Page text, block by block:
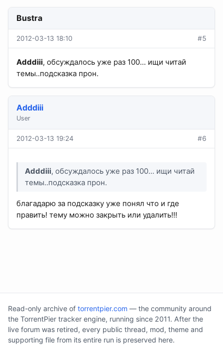
Bustra
2012-03-13 18:10 #5
Adddiii, обсуждалось уже раз 100... ищи читай
темы..подсказка прон.
Adddiii
User
2012-03-13 19:24 #6
Adddiii, обсуждалось уже раз 100... ищи читай
темы..подсказка прон.
благадарю за подсказку уже понял что и где
править! тему можно закрыть или удалить!!!
Read-only archive of torrentpier.com — the community around
the TorrentPier tracker engine, running since 2011. After the
live forum was retired, every public thread, mod, theme and
supporting file from its entire run is preserved here.